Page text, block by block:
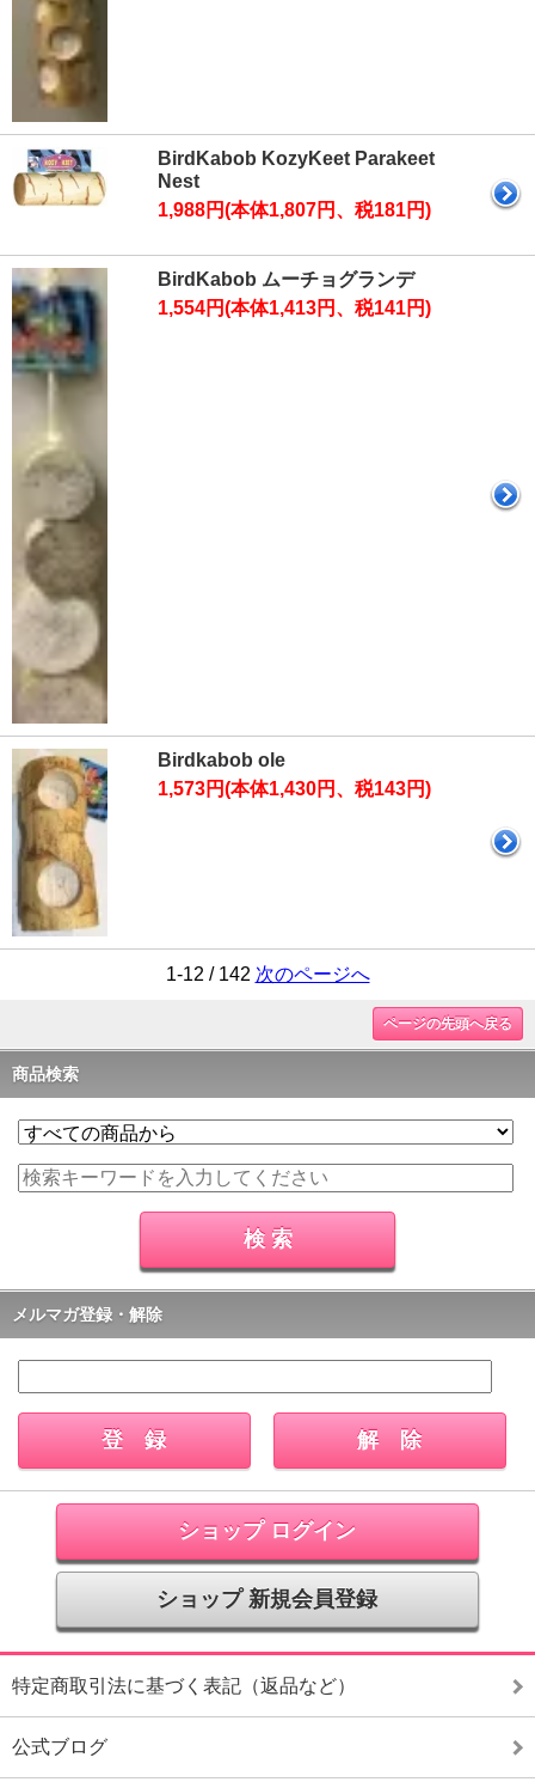
BirdKabob KozyKeet Parakeet
Nest
1,988円(本体1,807円、税181円)
BirdKabob ムーチョグランデ
1,554円(本体1,413円、税141円)
Birdkabob ole
1,573円(本体1,430円、税143円)
1-12 / 142 次のページへ
ページの先頭へ戻る
商品検索
メルマガ登録・解除
ショップ ログイン
ショップ 新規会員登録
特定商取引法に基づく表記（返品など）
公式ブログ